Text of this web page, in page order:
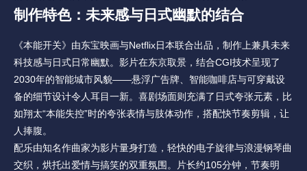
制作特色：未来感与日式幽默的结合
《本能开关》由东宝映画与Netflix日本联合出品，制作上兼具未来
科技感与日式日常幽默。影片在东京取景，结合CGI技术呈现了
2030年的智能城市风貌——悬浮广告牌、智能咖啡店与可穿戴设
备的细节设计令人耳目一新。喜剧场面则充满了日式夸张元素，比
如翔太“本能失控”时的夸张表情与肢体动作，搭配快节奏剪辑，让
人捧腹。
配乐由知名作曲家为影片量身打造，轻快的电子旋律与浪漫钢琴曲
交织，烘托出爱情与搞笑的双重氛围。片长约105分钟，节奏明